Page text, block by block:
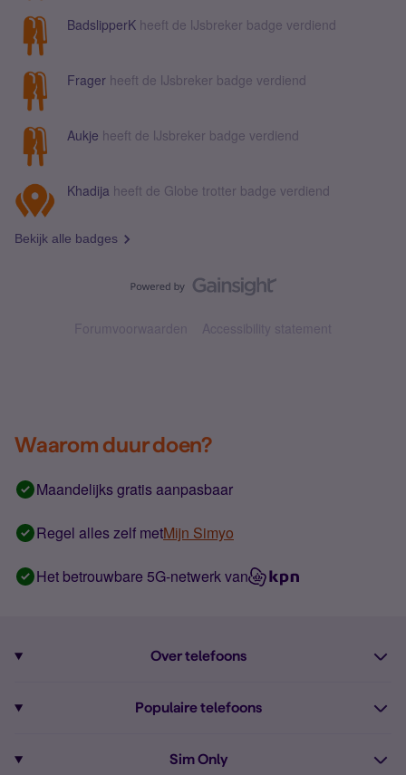
BadslipperK heeft de IJsbreker badge verdiend
Frager heeft de IJsbreker badge verdiend
Aukje heeft de IJsbreker badge verdiend
Khadija heeft de Globe trotter badge verdiend
Bekijk alle badges
Forumvoorwaarden Accessibility statement
Waarom duur doen?
Maandelijks gratis aanpasbaar
Regel alles zelf metMijn Simyo
Het betrouwbare 5G-netwerk van
Over telefoons
Alle telefoons
Populaire telefoons
Sim Only